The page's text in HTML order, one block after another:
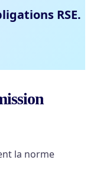
RSE.
la norme